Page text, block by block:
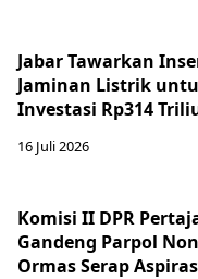
Jabar Tawarkan
Jaminan Listrik
Investasi Rp314
16 Juli 2026
Komisi II DPR
Gandeng Parpol
Ormas Serap